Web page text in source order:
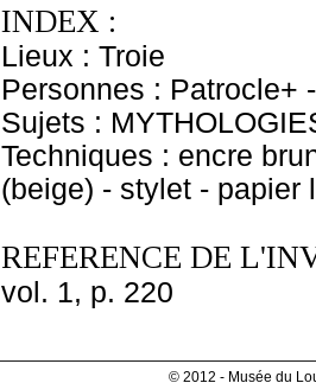
INDEX :
Lieux : Troie
Personnes : Patrocle+
Sujets :
Techniques : encre
(beige) - stylet - papier
REFERENCE DE
vol. 1, p. 220
© 2012 - Musée du